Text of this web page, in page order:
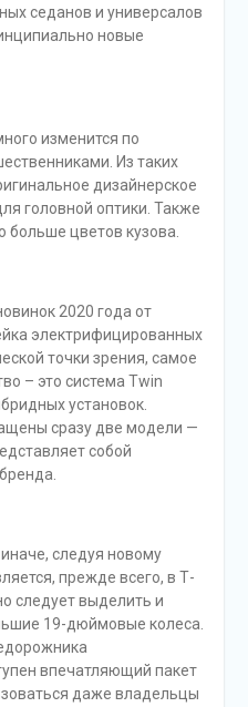
седанов и универсалов
новые
изменится по
Из таких
дизайнерское
головной оптики. Также
больше цветов кузова.
2020 года от
электрифицированных
точки зрения, самое
– это система Twin
установок.
сразу две модели —
собой
следуя новому
прежде всего, в Т-
следует выделить и
19-дюймовые колеса.
впечатляющий пакет
даже владельцы